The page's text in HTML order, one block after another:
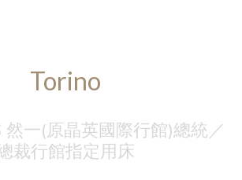
Torino
一(原晶英國際行館)總統／
裁行館指定用床